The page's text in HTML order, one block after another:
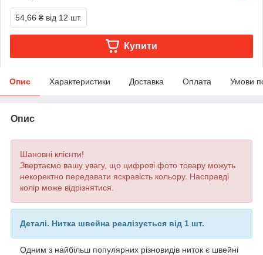
54,66 ₴ від 12 шт.
Купити
Опис Характеристики Доставка Оплата Умови
Опис
Шановні клієнти!
Звертаємо вашу увагу, що цифрові фото товару можуть
некоректно передавати яскравість кольору. Насправді
колір може відрізнятися.
Деталі. Нитка швейна реалізується від 1 шт.
Одним з найбільш популярних різновидів ниток є швейні